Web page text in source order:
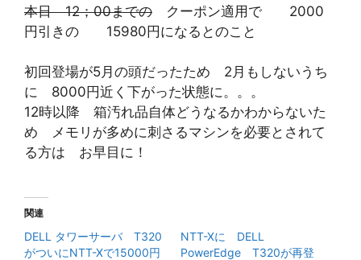
本日 12；00までの クーポン適用で 2000
円引きの 15980円になるとのこと
初回登場が5月の頭だったため 2月もしないうち
に 8000円近く下がった状態に。。。
12時以降 箱汚れ品自体どうなるかわからないた
め メモリが多めに刺さるマシンを必要とされて
る方は お早目に！
関連
DELL タワーサーバ T320
がついにNTT-Xで15000円
NTT-Xに DELL
PowerEdge T320が再登